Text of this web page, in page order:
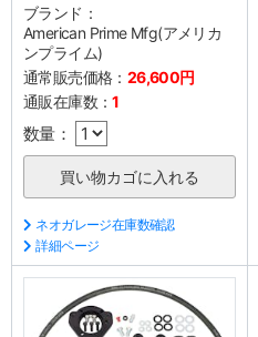
ブランド：
American Prime Mfg(アメリカ
ンプライム)
通常販売価格： 26,600円
通販在庫数：1
数量：
ネオガレージ在庫数確認
詳細ページ